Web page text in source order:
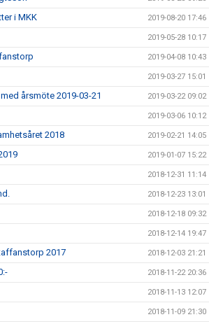
i MKK 2019-08-20 17:46
2019-05-28 10:17
2019-04-08 10:43
2019-03-27 15:01
årsmöte 2019-03-21 2019-03-22 09:02
2019-03-06 10:12
2018 2019-02-21 14:05
2019-01-07 15:22
2018-12-31 11:14
2018-12-23 13:01
2018-12-18 09:32
2018-12-14 19:47
2017 2018-12-03 21:21
2018-11-22 20:36
2018-11-13 12:07
2018-11-09 21:30